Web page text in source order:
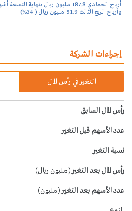
وأرباح الربع الثالث 51.9 مليون ريال (-34%)
إجراءات الشركة
التغير في رأس المال
رأس المال السابق
عدد الأسهم قبل التغير
نسبة التغير
رأس المال بعد التغير(مليون ريال)
عدد الأسهم بعد التغير(مليون)